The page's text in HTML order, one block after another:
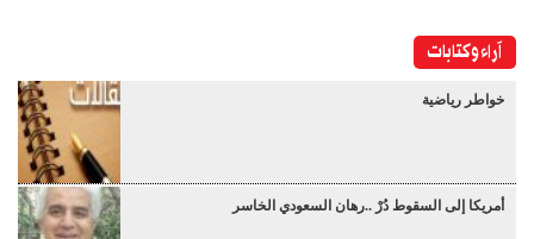
آراء وكتابات
خواطر رياضية
أمريكا إلى السقوط دُرْ ..رهان السعودي الخاسر